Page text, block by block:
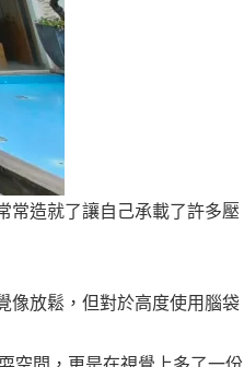
常造就了讓自己承載了許多壓
像放鬆，但對於高度使用腦袋